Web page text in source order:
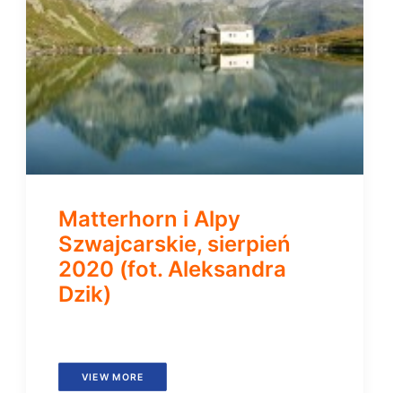
Matterhorn i Alpy
Szwajcarskie, sierpień
2020 (fot. Aleksandra
Dzik)
VIEW MORE